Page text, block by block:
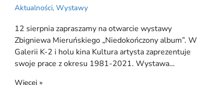
Aktualności, Wystawy
12 sierpnia zapraszamy na otwarcie wystawy
Zbigniewa Mieruńskiego „Niedokończony album”. W
Galerii K-2 i holu kina Kultura artysta zaprezentuje
swoje prace z okresu 1981-2021. Wystawa…
Więcej »